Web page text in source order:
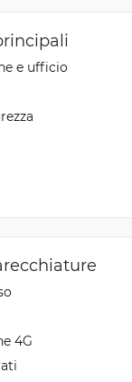
e ufficio
4G